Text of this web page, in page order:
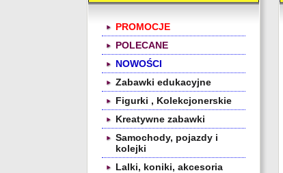
PROMOCJE
POLECANE
NOWOŚCI
Zabawki edukacyjne
Figurki , Kolekcjonerskie
Kreatywne zabawki
Samochody, pojazdy i
kolejki
Lalki, koniki, akcesoria